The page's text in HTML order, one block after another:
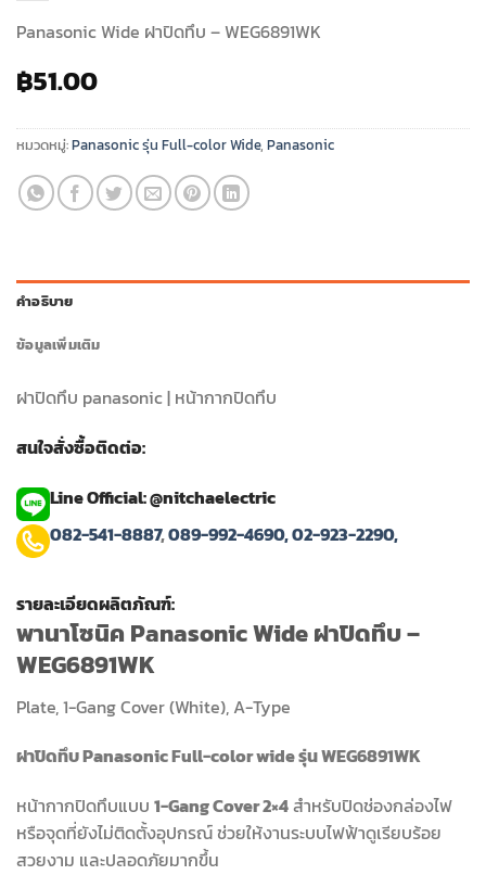
Panasonic Wide ฝาปิดทึบ – WEG6891WK
฿51.00
หมวดหมู่:Panasonic รุ่น Full-color Wide, Panasonic
คำอธิบาย
ข้อมูลเพิ่มเติม
ฝาปิดทึบ panasonic | หน้ากากปิดทึบ
สนใจสั่งซื้อติดต่อ:
Line Official: @nitchaelectric
082-541-8887,089-992-4690,02-923-2290,
รายละเอียดผลิตภัณฑ์:
พานาโซนิค Panasonic Wide ฝาปิดทึบ –
WEG6891WK
Plate, 1-Gang Cover (White), A-Type
ฝาปิดทึบ Panasonic Full-color wide รุ่น WEG6891WK
หน้ากากปิดทึบแบบ 1-Gang Cover 2×4สำหรับปิดช่องกล่องไฟ
หรือจุดที่ยังไม่ติดตั้งอุปกรณ์ ช่วยให้งานระบบไฟฟ้าดูเรียบร้อย
สวยงาม และปลอดภัยมากขึ้น